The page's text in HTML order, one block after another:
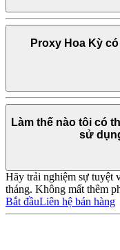
Proxy Hoa Kỳ
Làm thế nào tôi có
sử
Hãy trải nghiệm sự tuyệt
tháng. Không mất thêm
Bắt đầuLiên hệ bán hàng